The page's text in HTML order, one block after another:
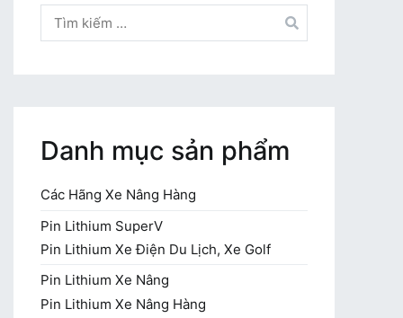
kiếm
cho:
Danh mục sản phẩm
Các Hãng Xe Nâng Hàng
Pin Lithium SuperV
Pin Lithium Xe Điện Du Lịch, Xe Golf
Pin Lithium Xe Nâng
Pin Lithium Xe Nâng Hàng